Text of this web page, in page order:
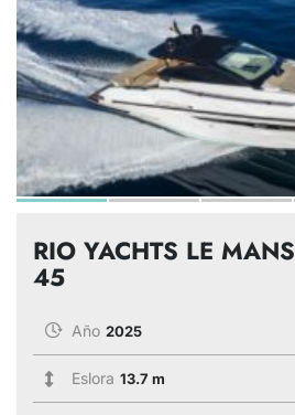
RIO YACHTS LE MANS
45
Año 2025
Eslora 13.7 m